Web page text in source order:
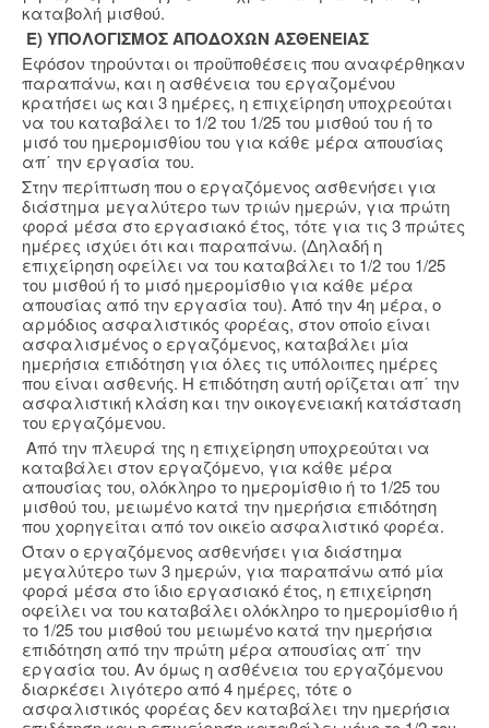
καταβολή μισθού.
Ε) ΥΠΟΛΟΓΙΣΜΟΣ ΑΠΟΔΟΧΩΝ ΑΣΘΕΝΕΙΑΣ
Εφόσον τηρούνται οι προϋποθέσεις που αναφέρθηκαν
παραπάνω, και η ασθένεια του εργαζομένου
κρατήσει ως και 3 ημέρες, η επιχείρηση υποχρεούται
να του καταβάλει το 1/2 του 1/25 του μισθού του ή το
μισό του ημερομισθίου του για κάθε μέρα απουσίας
απ΄ την εργασία του.
Στην περίπτωση που ο εργαζόμενος ασθενήσει για
διάστημα μεγαλύτερο των τριών ημερών, για πρώτη
φορά μέσα στο εργασιακό έτος, τότε για τις 3 πρώτες
ημέρες ισχύει ότι και παραπάνω. (Δηλαδή η
επιχείρηση οφείλει να του καταβάλει το 1/2 του 1/25
του μισθού ή το μισό ημερομίσθιο για κάθε μέρα
απουσίας από την εργασία του). Από την 4η μέρα, ο
αρμόδιος ασφαλιστικός φορέας, στον οποίο είναι
ασφαλισμένος ο εργαζόμενος, καταβάλει μία
ημερήσια επιδότηση για όλες τις υπόλοιπες ημέρες
που είναι ασθενής. Η επιδότηση αυτή ορίζεται απ΄ την
ασφαλιστική κλάση και την οικογενειακή κατάσταση
του εργαζόμενου.
Από την πλευρά της η επιχείρηση υποχρεούται να
καταβάλει στον εργαζόμενο, για κάθε μέρα
απουσίας του, ολόκληρο το ημερομίσθιο ή το 1/25 του
μισθού του, μειωμένο κατά την ημερήσια επιδότηση
που χορηγείται από τον οικείο ασφαλιστικό φορέα.
Όταν ο εργαζόμενος ασθενήσει για διάστημα
μεγαλύτερο των 3 ημερών, για παραπάνω από μία
φορά μέσα στο ίδιο εργασιακό έτος, η επιχείρηση
οφείλει να του καταβάλει ολόκληρο το ημερομίσθιο ή
το 1/25 του μισθού του μειωμένο κατά την ημερήσια
επιδότηση από την πρώτη μέρα απουσίας απ΄ την
εργασία του. Αν όμως η ασθένεια του εργαζόμενου
διαρκέσει λιγότερο από 4 ημέρες, τότε ο
ασφαλιστικός φορέας δεν καταβάλει την ημερήσια